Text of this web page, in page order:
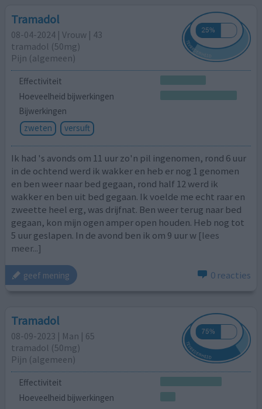
Tramadol
08-04-2024 | Vrouw | 43
tramadol (50mg)
Pijn (algemeen)
Effectiviteit
Hoeveelheid bijwerkingen
Bijwerkingen
zweten
versuft
Ik had 's avonds om 11 uur zo'n pil ingenomen, rond 6 uur
in de ochtend werd ik wakker en heb er nog 1 genomen
en ben weer naar bed gegaan, rond half 12 werd ik
wakker en ben uit bed gegaan. Ik voelde me echt raar en
zweette heel erg, was drijfnat. Ben weer terug naar bed
gegaan, kon mijn ogen amper open houden. Heb nog tot
5 uur geslapen. In de avond ben ik om 9 uur w [lees
meer...]
geef mening 0 reacties
Tramadol
08-09-2023 | Man | 65
tramadol (50mg)
Pijn (algemeen)
Effectiviteit
Hoeveelheid bijwerkingen